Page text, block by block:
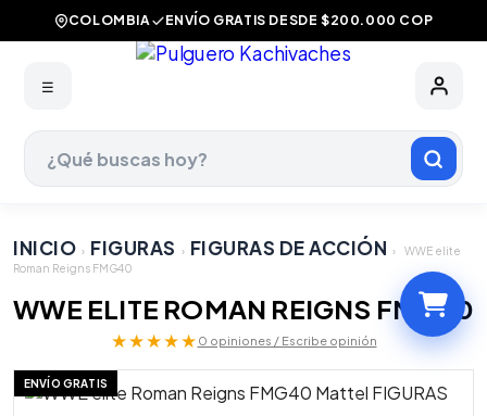
COLOMBIA ENVÍO GRATIS DESDE $200.000 COP
☰
INICIO › FIGURAS › FIGURAS DE ACCIÓN ›
WWE elite
Roman Reigns FMG40
WWE ELITE ROMAN REIGNS FMG40
★★★★★ 0 opiniones / Escribe opinión
ENVÍO GRATIS